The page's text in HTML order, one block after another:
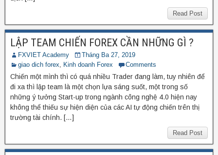
Read Post
LẬP TEAM CHIẾN FOREX CẦN NHỮNG GÌ ?
FXVIET Academy
Tháng Ba 27, 2019
giao dich forex
Kinh doanh Forex Comments
Chiến một mình thì có quá nhiều Trader đang làm, tuy nhiên để
đi xa thì lập team là một chọn lựa sáng suốt, một trong số
những ý tưởng Start-up trong ngành công nghệ 4.0 hiện nay
không thể thiếu sự hiện diện của các AI tự động chiến trên thị
trường tài chính. […]
Read Post